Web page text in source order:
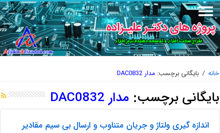
خانه / بایگانی برچسب: مدار DAC0832
بایگانی برچسب: مدار DAC0832
اندازه گیری ولتاژ و جریان متناوب و ارسال بی سیم مقادیر